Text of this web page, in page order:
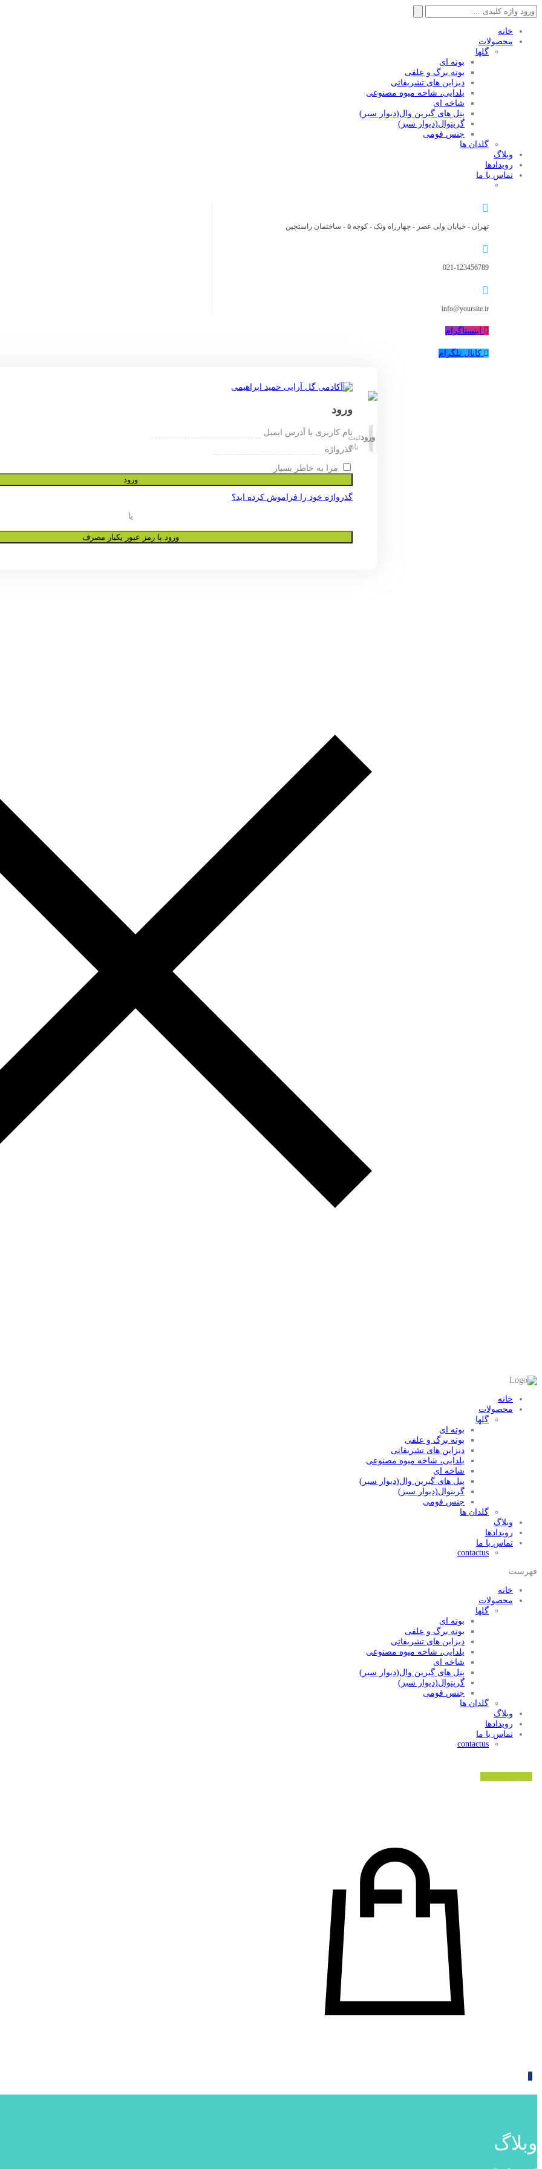
جستجو
برای:
خانه
محصولات
گلها
بوته ای
بوته برگ و علفی
دیزاین های تشریفاتی
یلدایی، شاخه میوه مصنوعی
شاخه ای
پنل های گیرین وال(دیوار سبر)
گرینوال(دیوار سبز)
جنس فومی
گلدان ها
وبلاگ
رویدادها
تماس با ما
تهران - خیابان ولی عصر - چهارراه ونک - کوچه ۵ - ساختمان راستچین
021-123456789
info@yoursite.ir
اینستاگرام
کانال تلگرام
ورودثبت
نام
ورود
نام کاربری یا آدرس ایمیل
گذرواژه
مرا به خاطر بسپار
ورود
گذرواژه خود را فراموش کرده اید؟
یا
ورود با رمز عبور یکبار مصرف
خانه
محصولات
گلها
بوته ای
بوته برگ و علفی
دیزاین های تشریفاتی
یلدایی، شاخه میوه مصنوعی
شاخه ای
پنل های گیرین وال(دیوار سبر)
گرینوال(دیوار سبز)
جنس فومی
گلدان ها
وبلاگ
رویدادها
تماس با ما
contactus
فهرست
خانه
محصولات
گلها
بوته ای
بوته برگ و علفی
دیزاین های تشریفاتی
یلدایی، شاخه میوه مصنوعی
شاخه ای
پنل های گیرین وال(دیوار سبر)
گرینوال(دیوار سبز)
جنس فومی
گلدان ها
وبلاگ
رویدادها
تماس با ما
contactus
0
وبلاگ